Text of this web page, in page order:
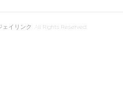
イリンク. All Rights Reserved.